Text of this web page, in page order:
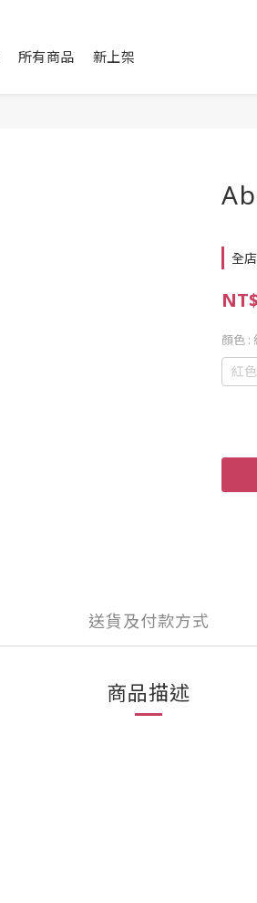
所有商品 新上架
全
顏色 :
紅色
送貨及付款方式
商品描述